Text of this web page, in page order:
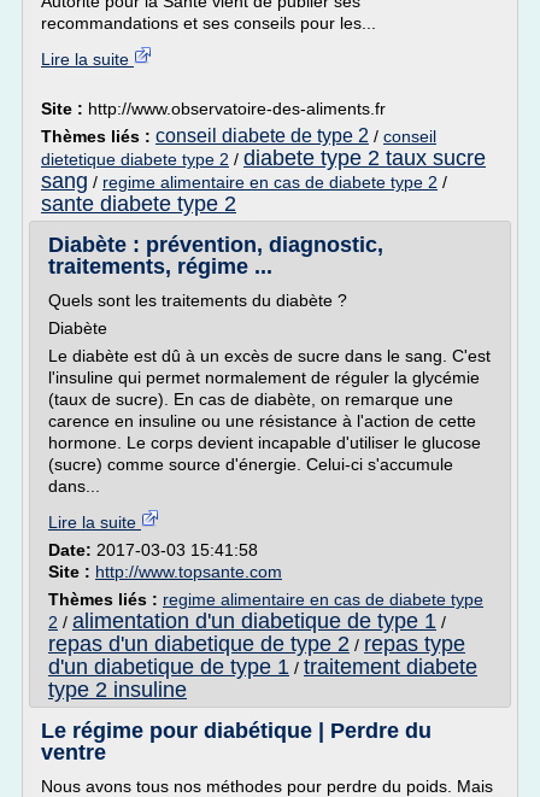
recommandations et ses conseils pour les...
Lire la suite
Site : http://www.observatoire-des-aliments.fr
Thèmes liés : conseil diabete de type 2 / conseil
dietetique diabete type 2 / diabete type 2 taux sucre
sang / regime alimentaire en cas de diabete type 2 /
sante diabete type 2
Diabète : prévention, diagnostic,
traitements, régime ...
Quels sont les traitements du diabète ?
Diabète
Le diabète est dû à un excès de sucre dans le sang. C'est
l'insuline qui permet normalement de réguler la glycémie
(taux de sucre). En cas de diabète, on remarque une
carence en insuline ou une résistance à l'action de cette
hormone. Le corps devient incapable d'utiliser le glucose
(sucre) comme source d'énergie. Celui-ci s'accumule
dans...
Lire la suite
Date: 2017-03-03 15:41:58
Site : http://www.topsante.com
Thèmes liés : regime alimentaire en cas de diabete type
2 / alimentation d'un diabetique de type 1 /
repas d'un diabetique de type 2 / repas type
d'un diabetique de type 1 / traitement diabete
type 2 insuline
Le régime pour diabétique | Perdre du
ventre
Nous avons tous nos méthodes pour perdre du poids. Mais